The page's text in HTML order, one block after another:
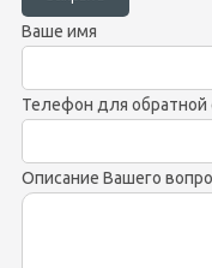
Ваше имя
Телефон для обратной
Описание Вашего